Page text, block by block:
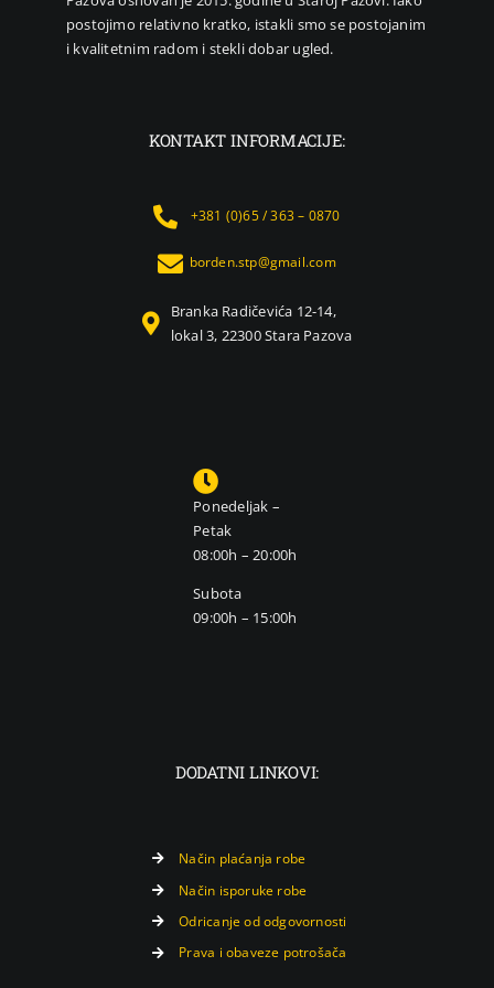
postojimo relativno kratko, istakli smo se postojanim
i kvalitetnim radom i stekli dobar ugled.
KONTAKT INFORMACIJE:
+381 (0)65 / 363 – 0870
borden.stp@gmail.com
Branka Radičevića 12-14,
lokal 3, 22300 Stara Pazova
Ponedeljak –
Petak
08:00h – 20:00h
Subota
09:00h – 15:00h
DODATNI LINKOVI:
Način plaćanja robe
Način isporuke robe
Odricanje od odgovornosti
Prava i obaveze potrošača